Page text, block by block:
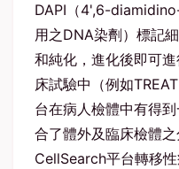
DAPI（4',6-
用之DNA染劑）標記
和純化，進化後即可
床試驗中（例如
台在病人檢體中有得
合了體外及臨床檢體
CellSearch平台轉移